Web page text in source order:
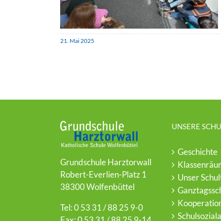
21. Mai 2025
Grundschule Harztorwall
Robert-Everlien-Platz 1
38300 Wolfenbüttel
Tel: 0 53 31 / 88 25 9-0
UNSERE
Geschichte
Unser